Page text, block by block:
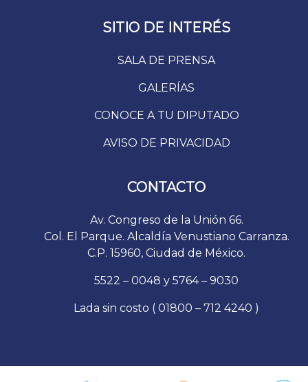
SITIO DE INTERÉS
SALA DE PRENSA
GALERÍAS
CONOCE A TU DIPUTADO
AVISO DE PRIVACIDAD
CONTACTO
Av. Congreso de la Unión 66.
Col. El Parque. Alcaldía Venustiano Carranza.
C.P. 15960, Ciudad de México.
5522 – 0048 y 5764 – 9030
Lada sin costo ( 01800 – 712 4240 )